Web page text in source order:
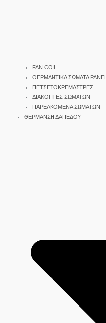
FAN COIL
ΘΕΡΜΑΝΤΙΚΑ ΣΩΜΑΤΑ PANEL
ΠΕΤΣΕΤΟΚΡΕΜΑΣΤΡΕΣ
ΔΙΑΚΟΠΤΕΣ ΣΩΜΑΤΩΝ
ΠΑΡΕΛΚΟΜΕΝΑ ΣΩΜΑΤΩΝ
ΘΕΡΜΑΝΣΗ ΔΑΠΕΔΟΥ